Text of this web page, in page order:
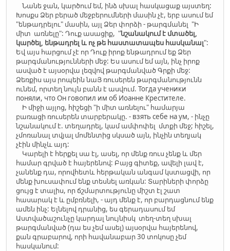
Նանե ջան, կարծում եմ, ինձ սխալ հասկացաք այստեղ:
Խոսքս Ձեր բերած մեջբերումների մասին չէ, երբ ասում եմ
"ենթադրելու" մասին, այլ Ձեր փորձի - թարգմանել "Ի
միտ առնելը": Դուք ասացիք, "նշանակում է մտածել,
կարծել, ենթադրել և ոչ թե հաստատապես հասկանալ":
Եվ այս հարցում չէ որ Դուք իրոք ենթադրում եք Ձեր
թարգմանությունների մեջ: Ես ասում եմ այն, ինչ իրոք
ասված է այսօրվա լեզվով թարգմանված Գրքի մեջ:
Ձեռքիս այս րոպեին նաՅ ռուսերեն թարգմանությունն
ունեմ, որտեղ նույն բանն է ասվում. Тогда ученики
поняли, что Он говопил им об Иоанне Крестителе.
Ի միջի այլոց, հիշեցի "ի միտ առնելու" համարյա
բառացի ռուսերեն տարբերակը. - взять себе на ум, - ինչը
նշանակում է. տեղադրել, կամ ամփոփել մտքի մեջ; հիշել,
չմոռանալ տվյալ մոմենտից սկսած այն, ինչին տեղյակ
չէին մինչև այդ:
Կարելի է հերքել սա էլ, ասել, որ մենք ռուս չենք և մեր
համար գրված է հայերենով: Բայց գիտեք, ավելի լավ է,
չանենք դա, որովհետև հերթական անգամ կստացվի, որ
մենք խուսափում ենք տեսնել առկան: Տարիների փորձը
ցույց է տալիս, որ ճշմարտությունը միշտ էլ շատ
հասարակ է և ըմբռնելի, - այդ մենք է, որ բարդացնում ենք
ամեն ինչ: Ելնելով դրանից, ես գերադասում եմ
Աստվածաշունչը կարդալ նույնիսկ տեղ-տեղ սխալ
թարգմանված (դա ես չեմ ասել) այսօրվա հայերենով,
քան գրաբարով, որի հավանաբար 30 տոկոսը չեմ
հասկանում: